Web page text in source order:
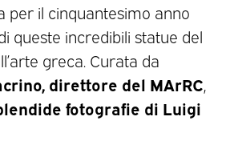
per il cinquantesimo anno
queste incredibili statue del
greca. Curata da
direttore del MArRC
fotografie di Luigi